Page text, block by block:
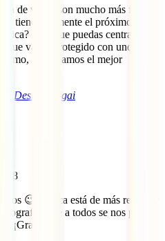
de viajes son mucho más fáciles
tienes en mente el próximo
Para que puedas centrarte en
que vayas protegido con uno de
te deseamos el mejor
Destino Ikigai
😉 Nunca está de más recordar
que a todos se nos puede
¡¡Gracias!!